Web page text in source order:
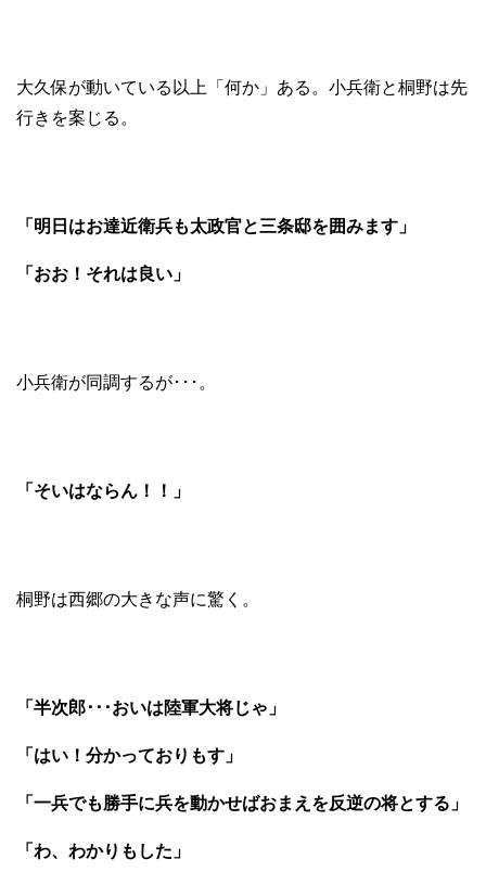
大久保が動いている以上「何か」ある。小兵衛と桐野は先
行きを案じる。
「明日はお達近衛兵も太政官と三条邸を囲みます」
「おお！それは良い」
小兵衛が同調するが･･･。
「そいはならん！！」
桐野は西郷の大きな声に驚く。
「半次郎･･･おいは陸軍大将じゃ」
「はい！分かっておりもす」
「一兵でも勝手に兵を動かせばおまえを反逆の将とする」
「わ、わかりもした」